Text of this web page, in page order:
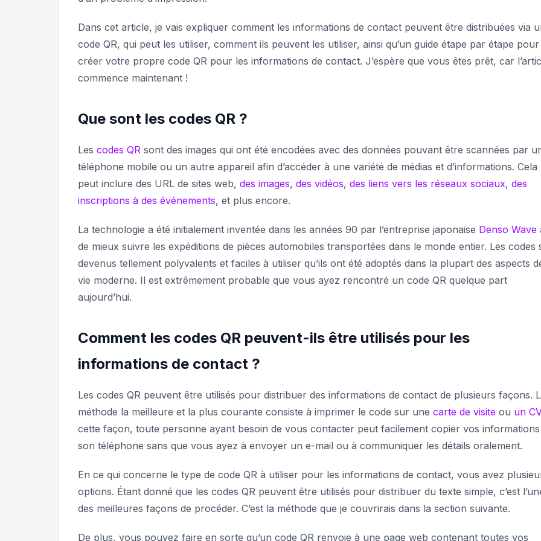
Dans cet article, je vais expliquer comment les informations de contact peuvent être distribuées via
code QR, qui peut les utiliser, comment ils peuvent les utiliser, ainsi qu’un guide étape par étape pour
créer votre propre code QR pour les informations de contact. J’espère que vous êtes prêt, car
commence maintenant !
Que sont les codes QR ?
Les codes QR sont des images qui ont été encodées avec des données pouvant être scannées par
téléphone mobile ou un autre appareil afin d’accéder à une variété de médias et d’informations. Cela
peut inclure des URL de sites web, des images, des vidéos, des liens vers les réseaux sociaux, des
inscriptions à des événements, et plus encore.
La technologie a été initialement inventée dans les années 90 par l’entreprise japonaise Denso Wave
de mieux suivre les expéditions de pièces automobiles transportées dans le monde entier. Les codes
devenus tellement polyvalents et faciles à utiliser qu’ils ont été adoptés dans la plupart des aspects
vie moderne. Il est extrêmement probable que vous ayez rencontré un code QR quelque part
aujourd’hui.
Comment les codes QR peuvent-ils être utilisés pour les
informations de contact ?
Les codes QR peuvent être utilisés pour distribuer des informations de contact de plusieurs façons.
méthode la meilleure et la plus courante consiste à imprimer le code sur une carte de visite ou un CV
cette façon, toute personne ayant besoin de vous contacter peut facilement copier vos
son téléphone sans que vous ayez à envoyer un e-mail ou à communiquer les détails oralement.
En ce qui concerne le type de code QR à utiliser pour les informations de contact, vous avez
options. Étant donné que les codes QR peuvent être utilisés pour distribuer du texte simple, c’est
des meilleures façons de procéder. C’est la méthode que je couvrirais dans la section suivante.
De plus, vous pouvez faire en sorte qu’un code QR renvoie à une page web contenant toutes vos